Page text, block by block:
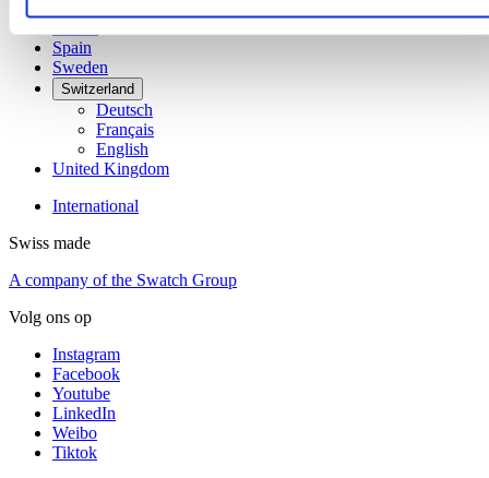
Spain
Sweden
Switzerland
Deutsch
Français
English
United Kingdom
International
Swiss made
A company of the Swatch Group
Volg ons op
Instagram
Facebook
Youtube
LinkedIn
Weibo
Tiktok